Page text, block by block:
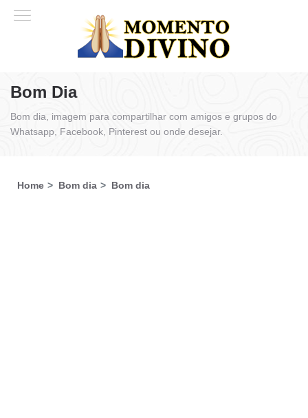
Bom Dia
Bom dia, imagem para compartilhar com amigos e grupos do
Whatsapp, Facebook, Pinterest ou onde desejar.
Home Bom dia Bom dia